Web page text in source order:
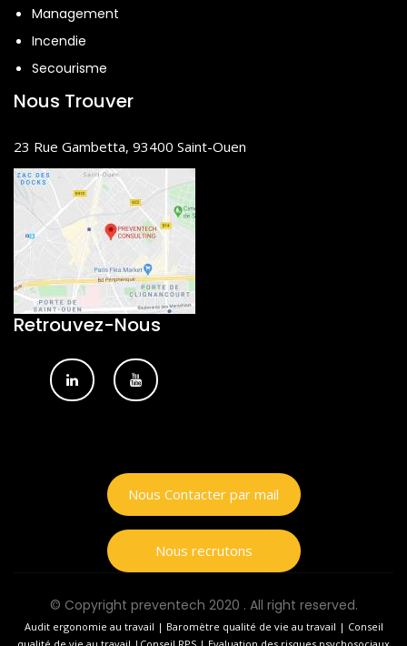
Management
Incendie
Secourisme
Nous Trouver
23 Rue Gambetta, 93400 Saint-Ouen
Retrouvez-Nous
Nous Contacter par mail
Nous recrutons
© Copyright preventech 2020 . All right reserved.
Audit ergonomie au travail | Baromètre qualité de vie au travail | Conseil